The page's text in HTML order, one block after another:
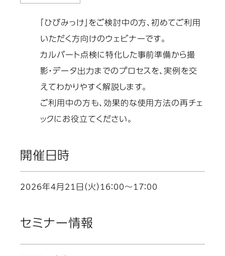
「ひびみっけ」をご検討中の方、初めてご利用
いただく方向けのウェビナーです。
カルバート点検に特化した事前準備から撮
影・データ出力までのプロセスを、実例を交
えてわかりやすく解説します。
ご利用中の方も、効果的な使用方法の再チェ
ックにお役立てください。
開催日時
2026年4月21日（火）16：00～17：00
セミナー情報